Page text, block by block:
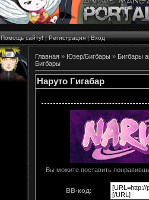
Помощь сайту!|Регистрация|Вход
Главная » Юзер/Бигбары » Бигбары
Бигбары
Наруто Гигабар
Вы можите поставить
BB-код: